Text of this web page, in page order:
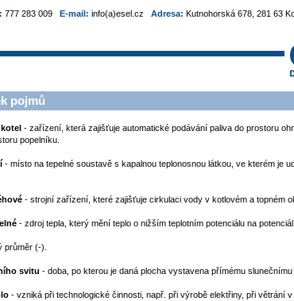
777 283 009 E-mail: info(a)esel.cz Adresa: Kutnohorská 678, 281 63
pojmů
- zařízení, která zajišťuje automatické podávání paliva do prostoru
popelníku.
- místo na tepelné soustavě s kapalnou teplonosnou látkou, ve kterém je
- strojní zařízení, které zajišťuje cirkulaci vody v kotlovém a topném
- zdroj tepla, který mění teplo o nižším teplotním potenciálu na
průměr (-).
svitu - doba, po kterou je daná plocha vystavena přímému slunečnímu
- vzniká při technologické činnosti, např. při výrobě elektřiny, při větrání